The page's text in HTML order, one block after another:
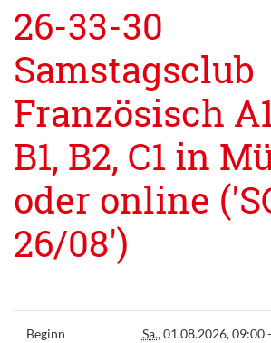
26-33-30
Samstagsclub
Französisch
B1, B2, C1 in
oder online
26/08')
Beginn Sa., 01.08.2026, 09:00